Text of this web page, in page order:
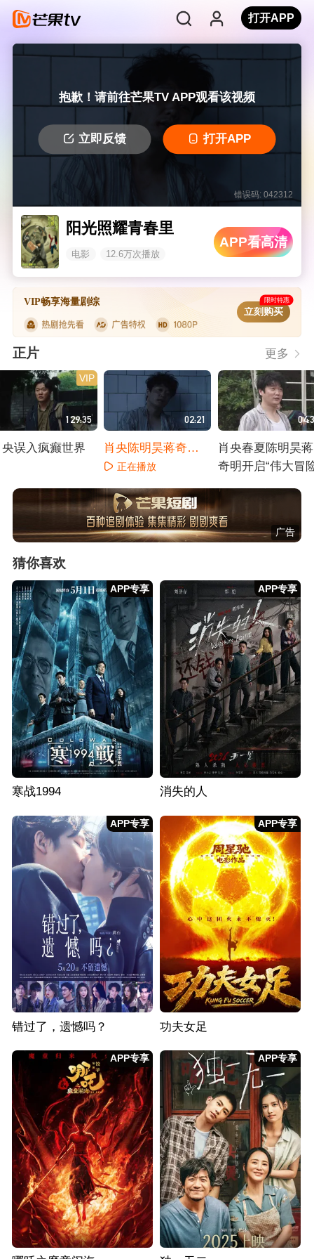
打开APP
抱歉！请前往芒果TV APP观看该视频
立即反馈 打开APP
错误码: 042312
阳光照耀青春里
电影 12.6万次播放
APP看高清
VIP畅享海量剧综 限时特惠
立刻购买
正片 更多
129:35
VIP
误入疯癫世界
02:21
肖央陈明昊蒋奇明
展现绝佳精神状态
正在播放
肖央春夏陈明昊蒋
奇明开启“伟大冒
广告
猜你喜欢
APP专享
寒战1994
APP专享
消失的人
APP专享
错过了，遗憾吗？
APP专享
功夫女足
APP专享 APP专享